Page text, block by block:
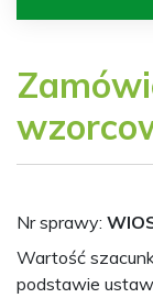
Nr sprawy:
Wartość
podstawie